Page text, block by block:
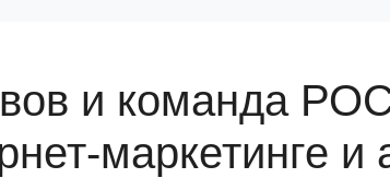
и команда
маркетинге и